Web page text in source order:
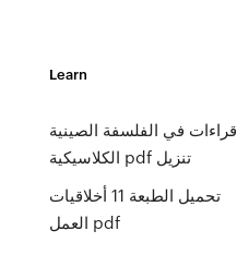
Learn
قراءات في الفلسفة الصينية
الكلاسيكية pdf تنزيل
تحميل الطبعة 11 أخلاقيات
العمل pdf